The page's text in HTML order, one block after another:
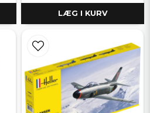
LÆG I KURV